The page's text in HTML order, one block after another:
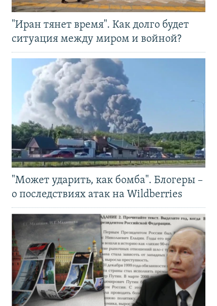
"Иран тянет время". Как долго будет
ситуация между миром и войной?
"Может ударить, как бомба". Блогеры –
о последствиях атак на Wildberries